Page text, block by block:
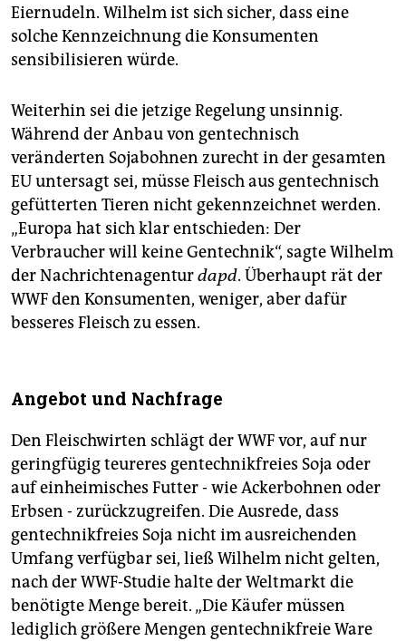
Eiernudeln. Wilhelm ist sich sicher, dass eine
solche Kennzeichnung die Konsumenten
sensibilisieren würde.
Weiterhin sei die jetzige Regelung unsinnig.
Während der Anbau von gentechnisch
veränderten Sojabohnen zurecht in der gesamten
EU untersagt sei, müsse Fleisch aus gentechnisch
gefütterten Tieren nicht gekennzeichnet werden.
„Europa hat sich klar entschieden: Der
Verbraucher will keine Gentechnik“, sagte Wilhelm
der Nachrichtenagenturdapd. Überhaupt rät der
WWF den Konsumenten, weniger, aber dafür
besseres Fleisch zu essen.
Angebot und Nachfrage
Den Fleischwirten schlägt der WWF vor, auf nur
geringfügig teureres gentechnikfreies Soja oder
auf einheimisches Futter - wie Ackerbohnen oder
Erbsen - zurückzugreifen. Die Ausrede, dass
gentechnikfreies Soja nicht im ausreichenden
Umfang verfügbar sei, ließ Wilhelm nicht gelten,
nach der WWF-Studie halte der Weltmarkt die
benötigte Menge bereit. „Die Käufer müssen
lediglich größere Mengen gentechnikfreie Ware